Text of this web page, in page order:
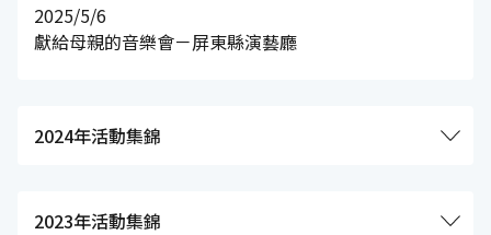
2025/5/6
獻給母親的音樂會－屏東縣演藝廳
2024年活動集錦
2023年活動集錦